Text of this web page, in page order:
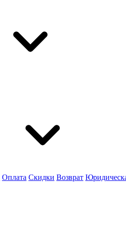
Оплата Скидки Возврат